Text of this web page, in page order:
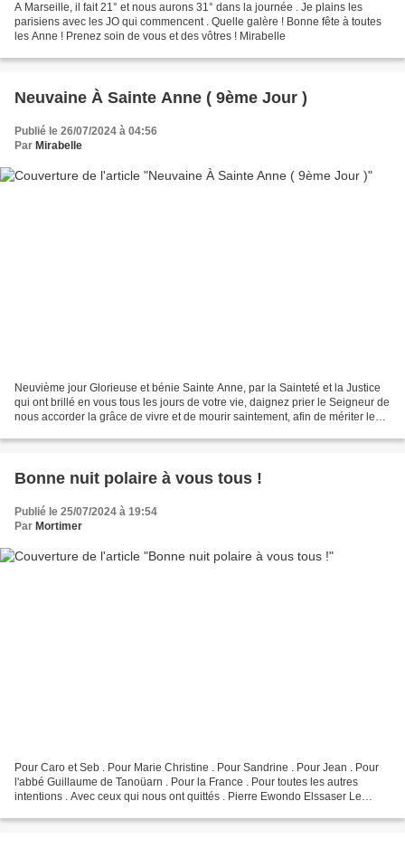
A Marseille, il fait 21° et nous aurons 31° dans la journée . Je plains les
parisiens avec les JO qui commencent . Quelle galère ! Bonne fête à toutes
les Anne ! Prenez soin de vous et des vôtres ! Mirabelle
Neuvaine À Sainte Anne ( 9ème Jour )
Publié le 26/07/2024 à 04:56
Par Mirabelle
Neuvième jour Glorieuse et bénie Sainte Anne, par la Sainteté et la Justice
qui ont brillé en vous tous les jours de votre vie, daignez prier le Seigneur de
nous accorder la grâce de vivre et de mourir saintement, afin de mériter les
Bonne nuit polaire à vous tous !
Publié le 25/07/2024 à 19:54
Par Mortimer
Pour Caro et Seb . Pour Marie Christine . Pour Sandrine . Pour Jean . Pour
l'abbé Guillaume de Tanoüarn . Pour la France . Pour toutes les autres
intentions . Avec ceux qui nous ont quittés . Pierre Ewondo Elssaser Le